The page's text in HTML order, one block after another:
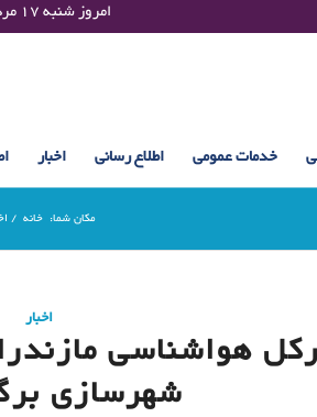
Saturday 08 August 2026 , 10:59 UTC ¤¤¤¤ امروز شنبه ۱۷ مرداد ۱۴۰۵ساعت : ۱۰:۵۹
خدمات عمومی اطلاع رسانی اخبار
مکان شما: خانه /
اخبار
هواشناسی
شهرسازی